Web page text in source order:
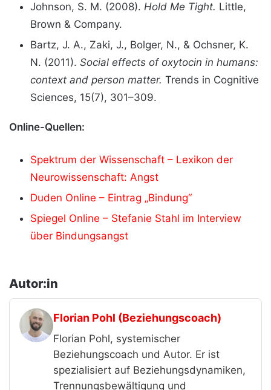
Johnson, S. M. (2008). Hold Me Tight. Little,
Brown & Company.
Bartz, J. A., Zaki, J., Bolger, N., & Ochsner, K.
N. (2011). Social effects of oxytocin in humans:
context and person matter. Trends in Cognitive
Sciences, 15(7), 301–309.
Online-Quellen:
Spektrum der Wissenschaft – Lexikon der
Neurowissenschaft: Angst
Duden Online – Eintrag „Bindung“
Spiegel Online – Stefanie Stahl im Interview
über Bindungsangst
Autor:in
Florian Pohl (Beziehungscoach)
Florian Pohl, systemischer
Beziehungscoach und Autor. Er ist
spezialisiert auf Beziehungsdynamiken,
Trennungsbewältigung und